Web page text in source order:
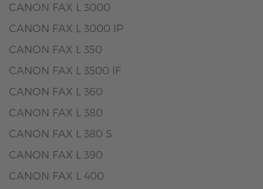
CANON FAX L 3000
CANON FAX L 3000 IP
CANON FAX L 350
CANON FAX L 3500 IF
CANON FAX L 360
CANON FAX L 380
CANON FAX L 380 S
CANON FAX L 390
CANON FAX L 400